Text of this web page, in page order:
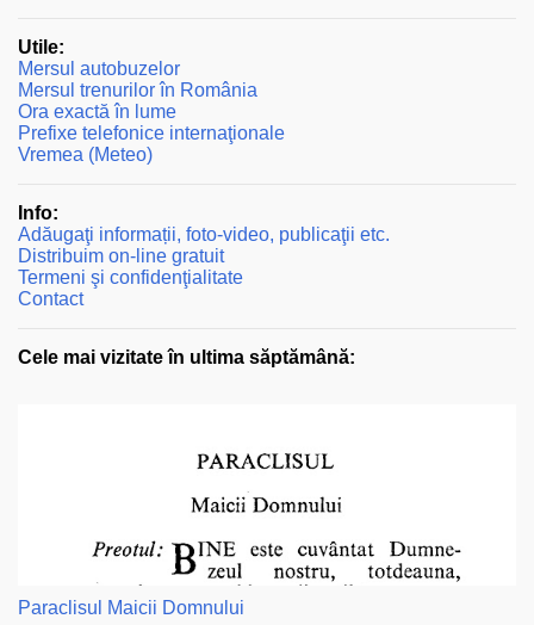
Utile:
Mersul autobuzelor
Mersul trenurilor în România
Ora exactă în lume
Prefixe telefonice internaţionale
Vremea (Meteo)
Info:
Adăugaţi informații, foto-video, publicaţii etc.
Distribuim on-line gratuit
Termeni şi confidenţialitate
Contact
Cele mai vizitate în ultima săptămână:
Paraclisul Maicii Domnului